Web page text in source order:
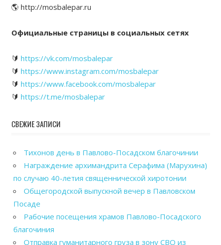
🌎 http://mosbalepar.ru
Официальные страницы в социальных сетях
🔰 https://vk.com/mosbalepar
🔰 https://www.instagram.com/mosbalepar
🔰 https://www.facebook.com/mosbalepar
🔰 https://t.me/mosbalepar
СВЕЖИЕ ЗАПИСИ
Тихонов день в Павлово-Посадском благочинии
Награждение архимандрита Серафима (Марухина)
по случаю 40-летия священнической хиротонии
Общегородской выпускной вечер в Павловском
Посаде
Рабочие посещения храмов Павлово-Посадского
благочиния
Отправка гуманитарного груза в зону СВО из